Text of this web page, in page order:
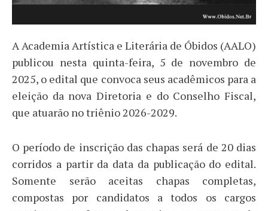
A Academia Artística e Literária de Óbidos (AALO)
publicou nesta quinta-feira, 5 de novembro de
2025, o edital que convoca seus acadêmicos para a
eleição da nova Diretoria e do Conselho Fiscal,
que atuarão no triênio 2026-2029.
O período de inscrição das chapas será de 20 dias
corridos a partir da data da publicação do edital.
Somente serão aceitas chapas completas,
compostas por candidatos a todos os cargos